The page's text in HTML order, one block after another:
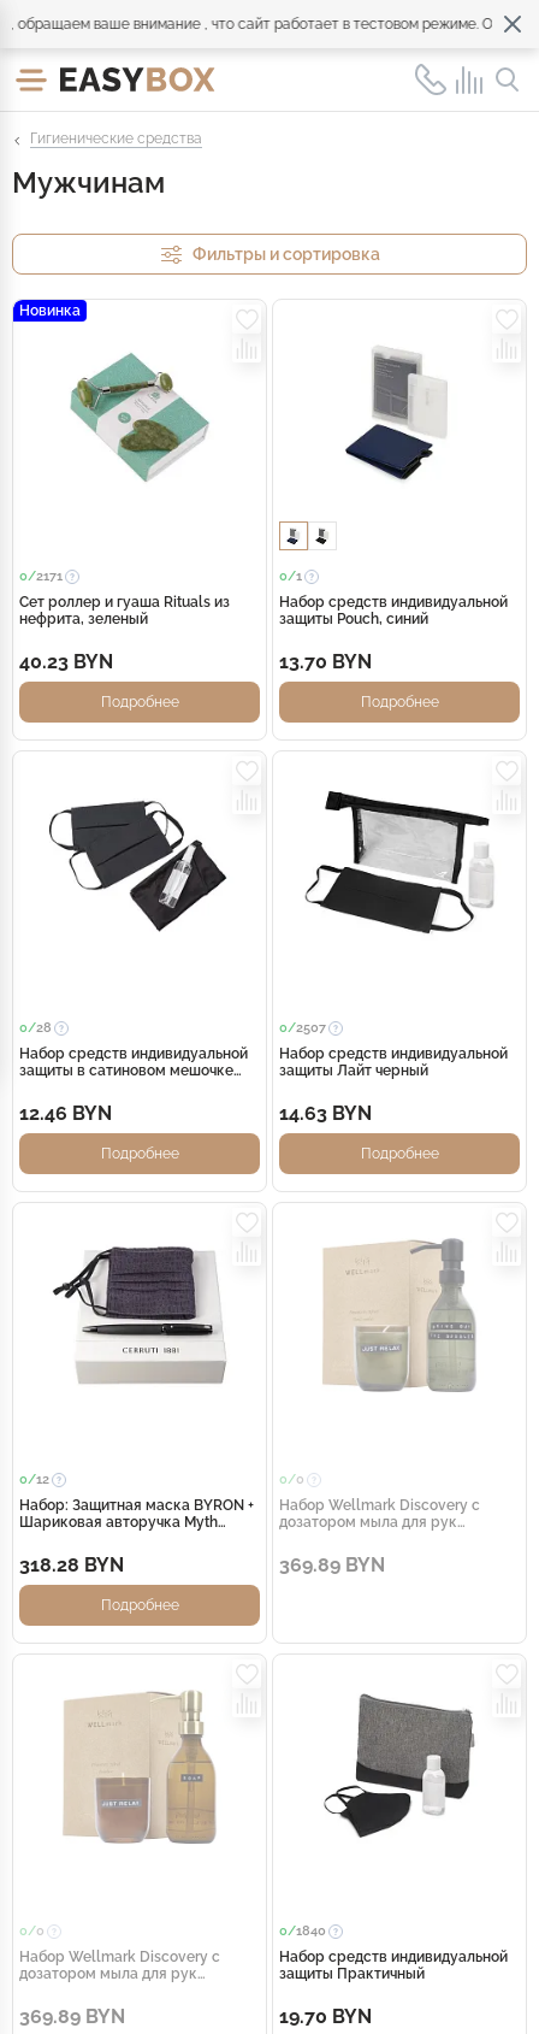
ваше внимание , что сайт работает в тестовом режиме.
Гигиенические средства
Мужчинам
Фильтры и сортировка
Новинка
0/2171
Сет роллер и гуаша Rituals из
нефрита, зеленый
40.23 BYN
Подробнее
0/1
Набор средств индивидуальной
защиты Pouch, синий
13.70 BYN
Подробнее
0/28
Набор средств индивидуальной
защиты в сатиновом мешочке
12.46 BYN
Подробнее
0/2507
Набор средств индивидуальной
защиты Лайт черный
14.63 BYN
Подробнее
0/12
Набор: Защитная маска BYRON +
Шариковая авторучка Myth
318.28 BYN
Подробнее
0/0
Набор Wellmark Discovery с
дозатором мыла для рук
ароматизированной свечой 150 г
с ароматом темного янтаря -
369.89 BYN
0/0
Набор Wellmark Discovery с
дозатором мыла для рук
ароматизированной свечой 150 г
с ароматом бамбука - Amber
369.89 BYN
0/1840
Набор средств индивидуальной
защиты Практичный
19.70 BYN